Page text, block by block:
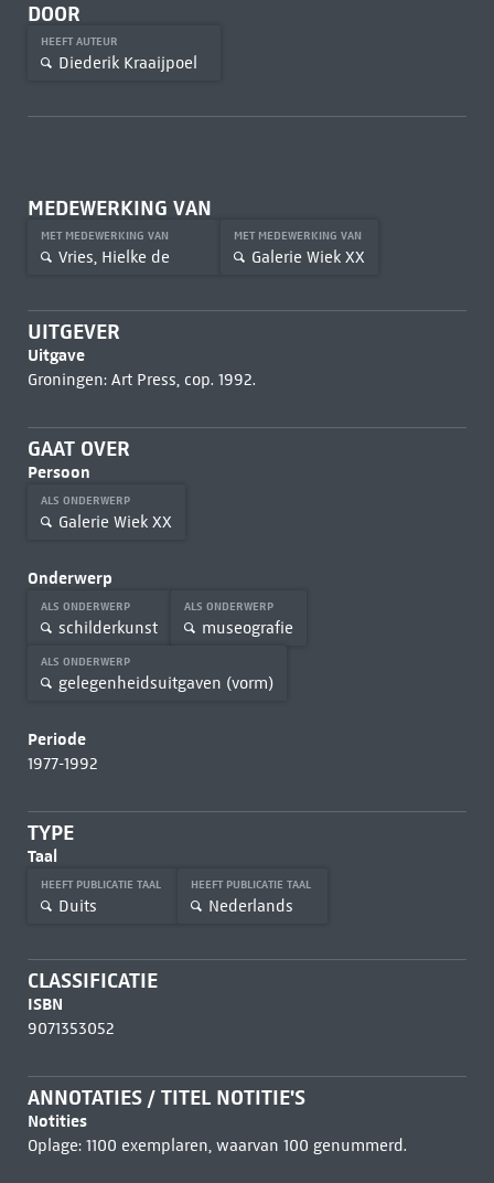
DOOR
HEEFT AUTEUR
Diederik Kraaijpoel
MEDEWERKING VAN
MET MEDEWERKING VAN
Vries, Hielke de
MET MEDEWERKING VAN
Galerie Wiek XX
UITGEVER
Uitgave
Groningen: Art Press, cop. 1992.
GAAT OVER
Persoon
ALS ONDERWERP
Galerie Wiek XX
Onderwerp
ALS ONDERWERP
schilderkunst
ALS ONDERWERP
museografie
ALS ONDERWERP
gelegenheidsuitgaven (vorm)
Periode
1977-1992
TYPE
Taal
HEEFT PUBLICATIE TAAL
Duits
HEEFT PUBLICATIE TAAL
Nederlands
CLASSIFICATIE
ISBN
9071353052
ANNOTATIES / TITEL NOTITIE'S
Notities
Oplage: 1100 exemplaren, waarvan 100 genummerd.